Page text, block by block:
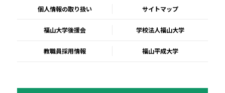
個人情報の取り扱い サイトマップ
福山大学後援会 学校法人福山大学
教職員採用情報 福山平成大学